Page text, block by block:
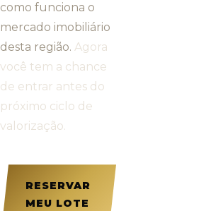
como funciona o
mercado imobiliário
desta região. Agora
você tem a chance
de entrar antes do
próximo ciclo de
valorização.
RESERVAR
MEU LOTE